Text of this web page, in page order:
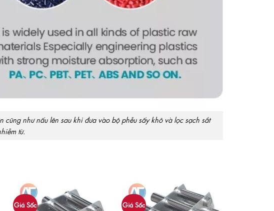
như nấu lên sau khi đưa vào bộ phễu sấy khô và lọc sạch sắt
từ.
Giá Sốc Giá Sốc